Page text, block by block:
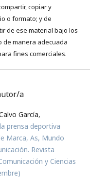
copiar y
o formato; y de
de ese material bajo los
de manera adecuada
fines comerciales.
a
García,
prensa deportiva
Marca, As, Mundo
Revista
y Ciencias